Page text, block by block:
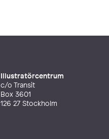
Illustratörcentrum
c/o Transit
Box 3601
126 27 Stockholm